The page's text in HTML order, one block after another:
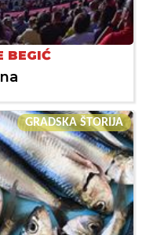
BEGIĆ
GRADSKA ŠTORIJA